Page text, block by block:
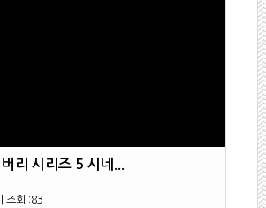
리 시리즈 5 시네...
조회 :83